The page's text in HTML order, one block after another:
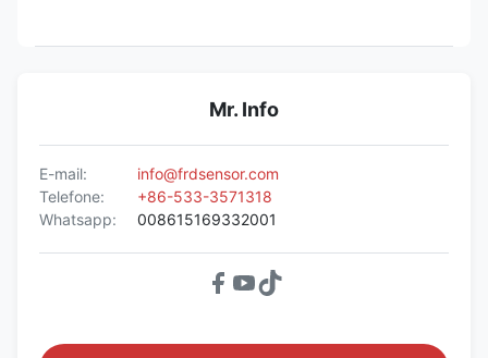
Mr. Info
E-mail:
info@frdsensor.com
Telefone:
+86-533-3571318
Whatsapp:
008615169332001